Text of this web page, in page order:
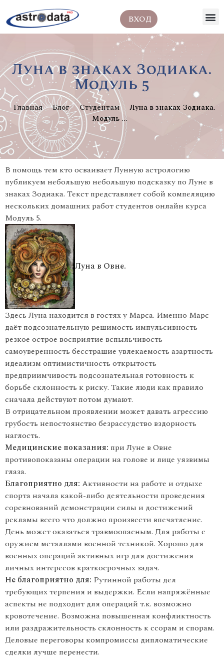
ВХОД
Луна в знаках Зодиака.
Модуль 5
Главная Блог Студентам
Луна в знаках Зодиака.
Модуль ...
В помощь тем кто осваивает Лунную астрологию
публикуем небольшую небольшую подсказку по Луне в
знаках Зодиака. Текст представляет собой компеляцию
нескольких домашних работ студентов онлайн курса
Модуль 5.
Луна в Овне.
Здесь Луна находится в гостях у Марса. Именно Марс
даёт подсознательную решимость импульсивность
резкое острое восприятие вспыльчивость
самоуверенность бесстрашие увлекаемость азартность
идеализм оптимистичность открытость
предприимчивость подсознательная готовность к
борьбе склонность к риску. Такие люди как правило
сначала действуют потом думают.
В отрицательном проявлении может давать агрессию
грубость непостоянство безрассудство вздорность
наглость.
Медицинские показания: при Луне в Овне
противопоказаны операции на голове и лице уязвимы
глаза.
Благоприятно для: Активности на работе и отдыхе
спорта начала какой-либо деятельности проведения
соревнований демонстрации силы и достижений
рекламы всего что должно произвести впечатление.
День может оказаться травмоопасным. Для работы с
оружием металлами военной техникой. Хорошо для
военных операций активных игр для достижения
личных интересов краткосрочных задач.
Не благоприятно для: Рутинной работы дел
требующих терпения и выдержки. Если напряжённые
аспекты не подходит для операций т.к. возможно
кровотечение. Возможна повышенная конфликтность
или раздражительность склонность к ссорам и спорам.
Деловые переговоры компромиссы дипломатические
сделки лучше перенести.